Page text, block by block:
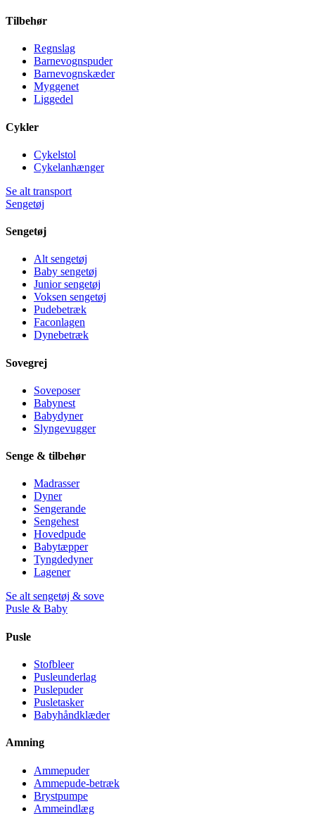
Tilbehør
Regnslag
Barnevognspuder
Barnevognskæder
Myggenet
Liggedel
Cykler
Cykelstol
Cykelanhænger
Se alt transport
Sengetøj
Sengetøj
Alt sengetøj
Baby sengetøj
Junior sengetøj
Voksen sengetøj
Pudebetræk
Faconlagen
Dynebetræk
Sovegrej
Soveposer
Babynest
Babydyner
Slyngevugger
Senge & tilbehør
Madrasser
Dyner
Sengerande
Sengehest
Hovedpude
Babytæpper
Tyngdedyner
Lagener
Se alt sengetøj & sove
Pusle & Baby
Pusle
Stofbleer
Pusleunderlag
Puslepuder
Pusletasker
Babyhåndklæder
Amning
Ammepuder
Ammepude-betræk
Brystpumpe
Ammeindlæg